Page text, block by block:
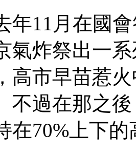
年11月在國
氣炸祭出一
高市早苗惹
不過在那之
在70%上下